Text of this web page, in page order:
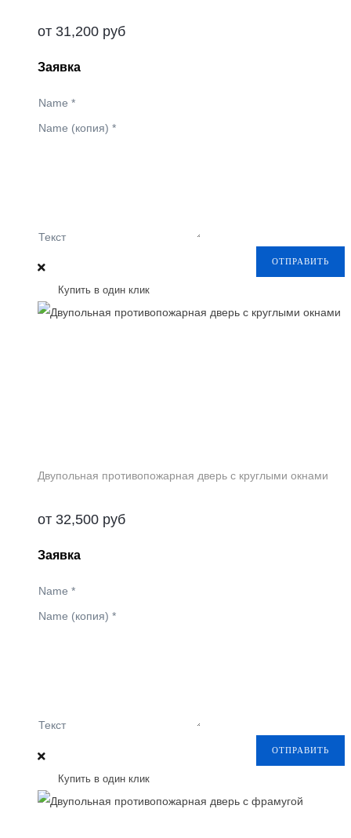
от 31,200 руб
Заявка
Name *
Name (копия) *
Текст
ОТПРАВИТЬ
Купить в один клик
Двупольная противопожарная дверь с круглыми окнами
от 32,500 руб
Заявка
Name *
Name (копия) *
Текст
ОТПРАВИТЬ
Купить в один клик